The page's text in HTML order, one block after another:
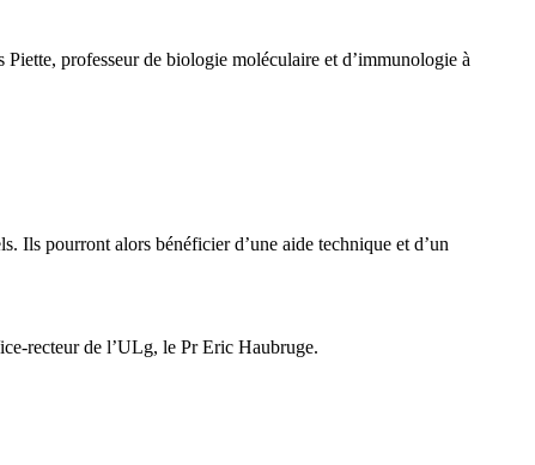
Piette, professeur de biologie moléculaire et d’immunologie à
Ils pourront alors bénéficier d’une aide technique et d’un
recteur de l’ULg, le Pr Eric Haubruge.